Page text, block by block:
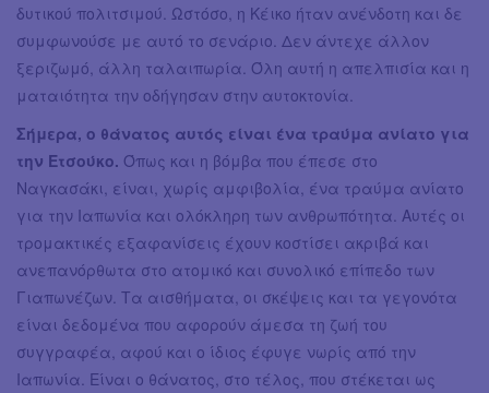
δυτικού πολιτσιμού. Ωστόσο, η Κέικο ήταν ανένδοτη και δε
συμφωνούσε με αυτό το σενάριο. Δεν άντεχε άλλον
ξεριζωμό, άλλη ταλαιπωρία. Όλη αυτή η απελπισία και η
ματαιότητα την οδήγησαν στην αυτοκτονία.
Σήμερα, ο θάνατος αυτός είναι ένα τραύμα ανίατο για
την Ετσούκο. Όπως και η βόμβα που έπεσε στο
Ναγκασάκι, είναι, χωρίς αμφιβολία, ένα τραύμα ανίατο
για την Ιαπωνία και ολόκληρη των ανθρωπότητα. Αυτές οι
τρομακτικές εξαφανίσεις έχουν κοστίσει ακριβά και
ανεπανόρθωτα στο ατομικό και συνολικό επίπεδο των
Γιαπωνέζων. Τα αισθήματα, οι σκέψεις και τα γεγονότα
είναι δεδομένα που αφορούν άμεσα τη ζωή του
συγγραφέα, αφού και ο ίδιος έφυγε νωρίς από την
Ιαπωνία. Είναι ο θάνατος, στο τέλος, που στέκεται ως